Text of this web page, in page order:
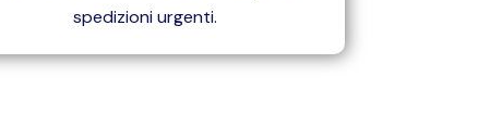
spedizioni urgenti.